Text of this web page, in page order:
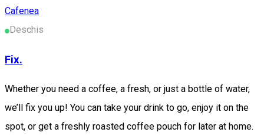
Cafenea
Deschis
Fix.
Whether you need a coffee, a fresh, or just a bottle of water,
we’ll fix you up! You can take your drink to go, enjoy it on the
spot, or get a freshly roasted coffee pouch for later at home.